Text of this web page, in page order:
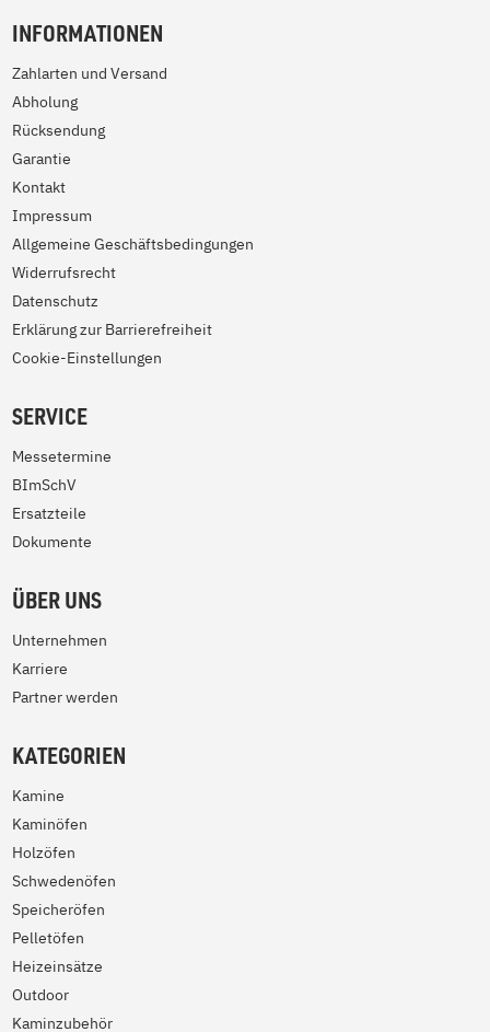
INFORMATIONEN
Zahlarten und Versand
Abholung
Rücksendung
Garantie
Kontakt
Impressum
Allgemeine Geschäftsbedingungen
Widerrufsrecht
Datenschutz
Erklärung zur Barrierefreiheit
Cookie-Einstellungen
SERVICE
Messetermine
BImSchV
Ersatzteile
Dokumente
ÜBER UNS
Unternehmen
Karriere
Partner werden
KATEGORIEN
Kamine
Kaminöfen
Holzöfen
Schwedenöfen
Speicheröfen
Pelletöfen
Heizeinsätze
Outdoor
Kaminzubehör